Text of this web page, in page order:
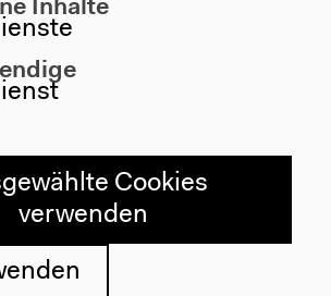
—
Environmental
Cookies
verwenden